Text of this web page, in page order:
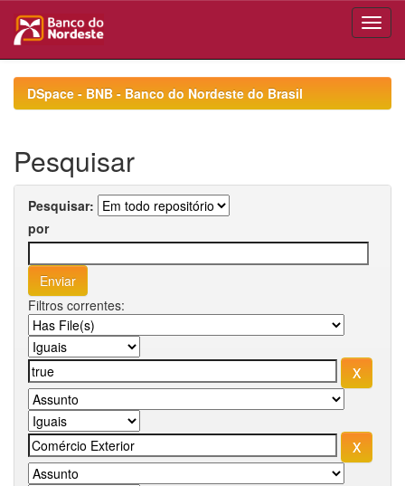
navigationDSpace - BNB - Banco do Nordeste do Brasil
Pesquisar
Pesquisar:
por
Filtros correntes: